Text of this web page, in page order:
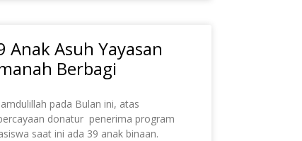
Anak Asuh Yayasan
Berbagi
pada Bulan ini, atas
donatur penerima program
saat ini ada 39 anak binaan.